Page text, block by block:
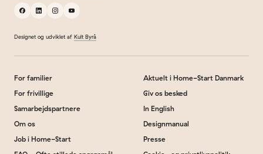
facebooklinkedininstagramyoutube
Designet og udviklet af Kult Byrå
For familier
For frivillige
Samarbejdspartnere
Om os
Job i Home-Start
Aktuelt i Home-Start Danmark
Giv os besked
In English
Designmanual
Presse